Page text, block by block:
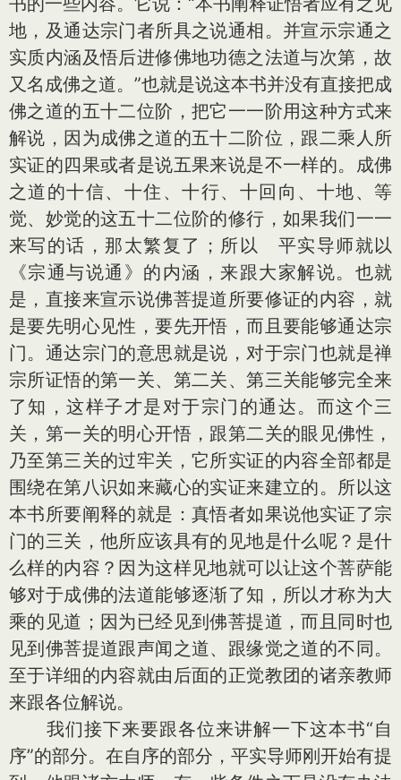
地，及通达宗门者所具之说通相。并宣示宗通之
实质内涵及悟后进修佛地功德之法道与次第，故
又名成佛之道。”也就是说这本书并没有直接把成
佛之道的五十二位阶，把它一一阶用这种方式来
解说，因为成佛之道的五十二阶位，跟二乘人所
实证的四果或者是说五果来说是不一样的。成佛
之道的十信、十住、十行、十回向、十地、等
觉、妙觉的这五十二位阶的修行，如果我们一一
来写的话，那太繁复了；所以 平实导师就以
《宗通与说通》的内涵，来跟大家解说。也就
是，直接来宣示说佛菩提道所要修证的内容，就
是要先明心见性，要先开悟，而且要能够通达宗
门。通达宗门的意思就是说，对于宗门也就是禅
宗所证悟的第一关、第二关、第三关能够完全来
了知，这样子才是对于宗门的通达。而这个三
关，第一关的明心开悟，跟第二关的眼见佛性，
乃至第三关的过牢关，它所实证的内容全部都是
围绕在第八识如来藏心的实证来建立的。所以这
本书所要阐释的就是：真悟者如果说他实证了宗
门的三关，他所应该具有的见地是什么呢？是什
么样的内容？因为这样见地就可以让这个菩萨能
够对于成佛的法道能够逐渐了知，所以才称为大
乘的见道；因为已经见到佛菩提道，而且同时也
见到佛菩提道跟声闻之道、跟缘觉之道的不同。
至于详细的内容就由后面的正觉教团的诸亲教师
来跟各位解说。
我们接下来要跟各位来讲解一下这本书“自
序”的部分。在自序的部分，平实导师刚开始有提